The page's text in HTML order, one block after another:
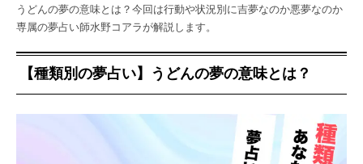
うどんの夢の意味とは？今回は行動や状況別に吉夢なのか悪夢なのか
専属の夢占い師水野コアラが解説します。
【種類別の夢占い】うどんの夢の意味とは？